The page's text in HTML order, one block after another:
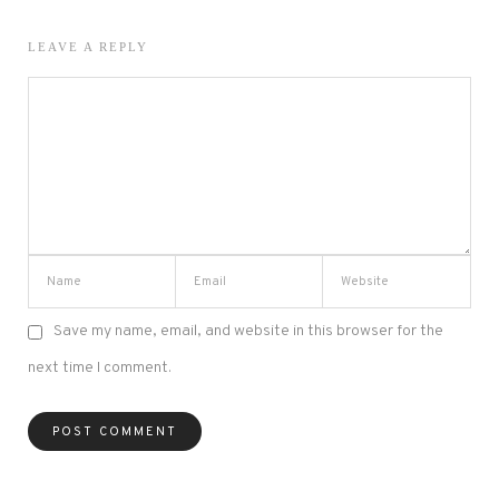
LEAVE A REPLY
Save my name, email, and website in this browser for the
next time I comment.